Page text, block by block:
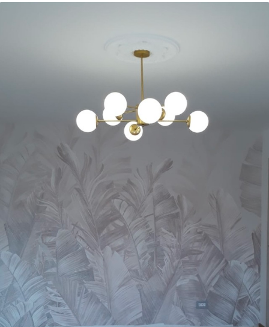
recubrimiento de barniz pueden
Hasta 360 cm de altura: aplicación sin
juntas.
Más de 360 cm de altura: aplicación con
solapamiento.
Materiales disponibles
Estándar
172500 ₲/m²
Premium
345833.33 207500 /m²
Vinilo Premium